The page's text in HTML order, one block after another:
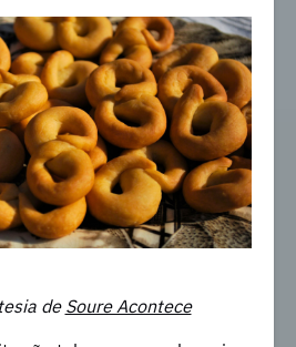
de Soure Acontece